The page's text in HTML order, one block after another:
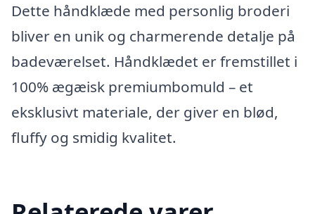
Dette håndklæde med personlig broderi
bliver en unik og charmerende detalje på
badeværelset. Håndklædet er fremstillet i
100% ægæisk premiumbomuld – et
eksklusivt materiale, der giver en blød,
fluffy og smidig kvalitet.